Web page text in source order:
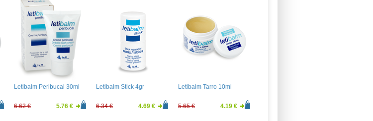
Letibalm Peribucal 30ml
6.62 € 5.76 €
Letibalm Stick 4gr
6.34 € 4.69 €
Letibalm Tarro 10ml
5.65 € 4.19 €